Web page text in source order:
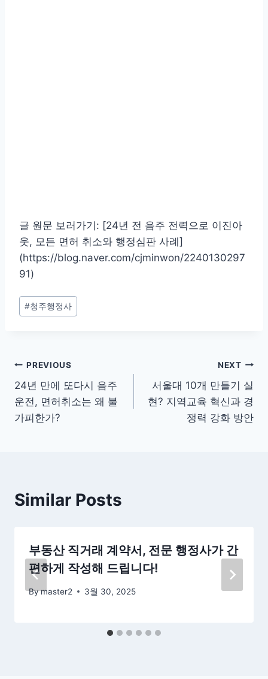
글 원문 보러가기: [24년 전 음주 전력으로 이진아
웃, 모든 면허 취소와 행정심판 사례]
(https://blog.naver.com/cjminwon/2240130297
91)
Post
Tags:
#청주행정사
글
탐
색
PREVIOUS
24년 만에 또다시 음주
운전, 면허취소는 왜 불
가피한가?
NEXT
서울대 10개 만들기 실
현? 지역교육 혁신과 경
쟁력 강화 방안
Similar Posts
부동산 직거래 계약서, 전문 행정사가 간
편하게 작성해 드립니다!
Bymaster2 3월 30, 2025